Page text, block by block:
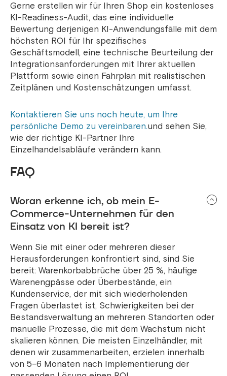
Gerne erstellen wir für Ihren Shop ein kostenloses
KI-Readiness-Audit, das eine individuelle
Bewertung derjenigen KI-Anwendungsfälle mit dem
höchsten ROI für Ihr spezifisches
Geschäftsmodell, eine technische Beurteilung der
Integrationsanforderungen mit Ihrer aktuellen
Plattform sowie einen Fahrplan mit realistischen
Zeitplänen und Kostenschätzungen umfasst.
Kontaktieren Sie uns noch heute, um Ihre
persönliche Demo zu vereinbaren.und sehen Sie,
wie der richtige KI-Partner Ihre
Einzelhandelsabläufe verändern kann.
FAQ
Woran erkenne ich, ob mein E-
Commerce-Unternehmen für den
Einsatz von KI bereit ist?
Wenn Sie mit einer oder mehreren dieser
Herausforderungen konfrontiert sind, sind Sie
bereit: Warenkorbabbrüche über 25 %, häufige
Warenengpässe oder Überbestände, ein
Kundenservice, der mit sich wiederholenden
Fragen überlastet ist, Schwierigkeiten bei der
Bestandsverwaltung an mehreren Standorten oder
manuelle Prozesse, die mit dem Wachstum nicht
skalieren können. Die meisten Einzelhändler, mit
denen wir zusammenarbeiten, erzielen innerhalb
von 5–6 Monaten nach Implementierung der